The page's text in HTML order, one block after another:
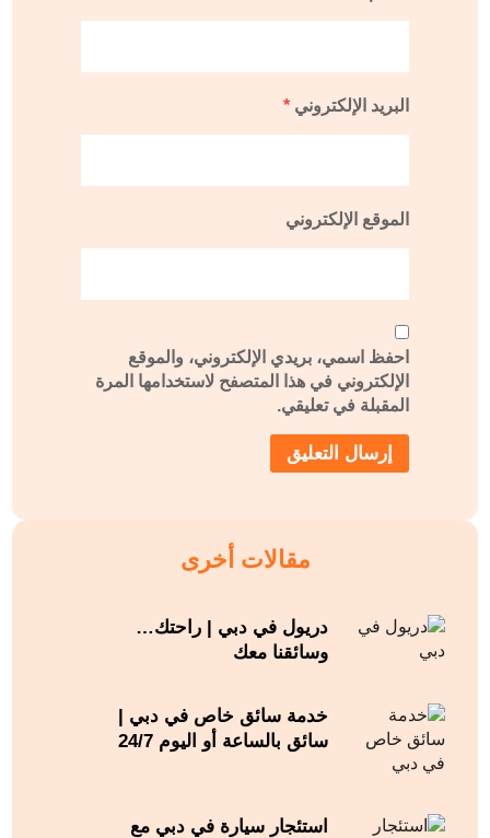
البريد الإلكتروني*
الموقع الإلكتروني
احفظ اسمي، بريدي الإلكتروني، والموقع
الإلكتروني في هذا المتصفح لاستخدامها المرة
المقبلة في تعليقي.
مقالات أخرى
دريول في دبي | راحتك…
وسائقنا معك
خدمة سائق خاص في دبي |
سائق بالساعة أو اليوم 24/7
استئجار سيارة في دبي مع